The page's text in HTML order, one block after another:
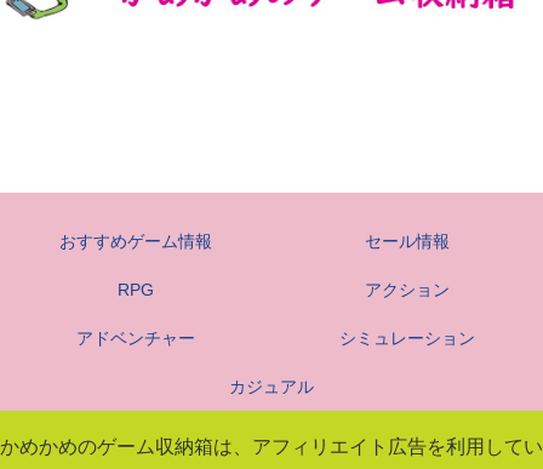
おすすめゲーム情報 セール情報
RPG アクション
アドベンチャー シミュレーション
カジュアル
かめかめのゲーム収納箱は、アフィリエイト広告を利用してい